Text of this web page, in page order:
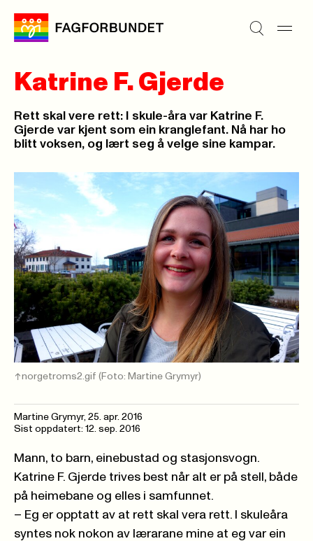
Katrine F. Gjerde
Rett skal vere rett: I skule-åra var Katrine F.
Gjerde var kjent som ein kranglefant. Nå har ho
blitt voksen, og lært seg å velge sine kampar.
norgetroms2.gif (Foto: Martine Grymyr)
Martine Grymyr, 25. apr. 2016
Sist oppdatert: 12. sep. 2016
Mann, to barn, einebustad og stasjonsvogn.
Katrine F. Gjerde trives best når alt er på stell, både
på heimebane og elles i samfunnet.
– Eg er opptatt av at rett skal vera rett. I skuleåra
syntes nok nokon av lærarane mine at eg var ein